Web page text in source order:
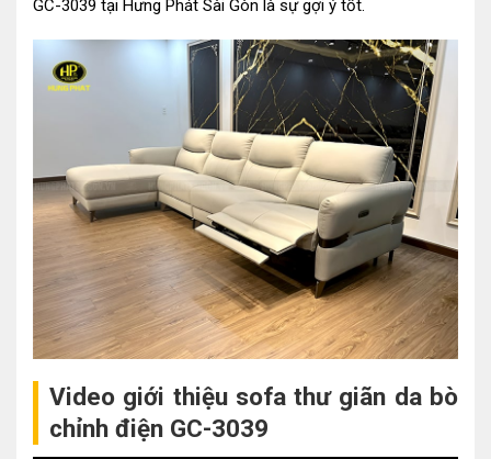
GC-3039 tại Hưng Phát Sài Gòn là sự gợi ý tốt.
Video giới thiệu sofa thư giãn da bò
chỉnh điện GC-3039